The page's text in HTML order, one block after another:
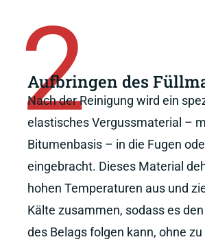
2
Aufbringen des
Nach der Reinigung wird ein
elastisches Vergussmaterial –
Bitumenbasis – in die Fugen
eingebracht. Dieses Material
hohen Temperaturen aus und
Kälte zusammen, sodass es
des Belags folgen kann, ohne